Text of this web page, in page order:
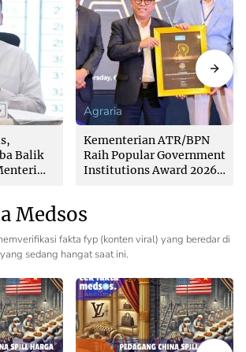
Balik
Agraria
Kementerian ATR/BPN
Raih Popular Government
Institutions Award 2026
Medsos
fakta fyp (konten viral) yang beredar di
sedang hangat saat ini.